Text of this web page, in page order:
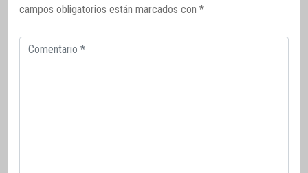
campos obligatorios están marcados con *
Comentario